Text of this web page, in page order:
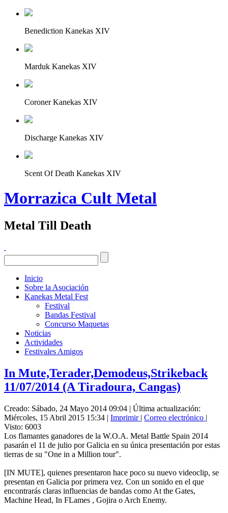
Benediction Kanekas XIV
Marduk Kanekas XIV
Coroner Kanekas XIV
Discharge Kanekas XIV
Scent Of Death Kanekas XIV
Morrazica Cult Metal
Metal Till Death
Inicio
Sobre la Asociación
Kanekas Metal Fest
Festival
Bandas Festival
Concurso Maquetas
Noticias
Actividades
Festivales Amigos
In Mute,Terader,Demodeus,Strikeback
11/07/2014 (A Tiradoura, Cangas)
Creado: Sábado, 24 Mayo 2014 09:04 | Última actualización:
Miércoles, 15 Abril 2015 15:34 | Imprimir | Correo electrónico |
Visto: 6003
Los flamantes ganadores de la W.O.A. Metal Battle Spain 2014
pasarán el 11 de julio por Galicia en su única presentación por estas
tierras de su "One in a Million tour".
[IN MUTE], quienes presentaron hace poco su nuevo videoclip, se
presentan en Galicia por primera vez. Con un sonido en el que
encontrarás claras influencias de bandas como At the Gates,
Machine Head, In FLames , Gojira o Arch Enemy.